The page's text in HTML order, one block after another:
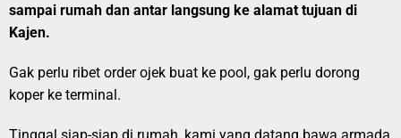
sampai rumah dan antar langsung ke alamat tujuan di
Kajen.
Gak perlu ribet order ojek buat ke pool, gak perlu dorong
koper ke terminal.
Tinggal siap-siap di rumah, kami yang datang bawa armada